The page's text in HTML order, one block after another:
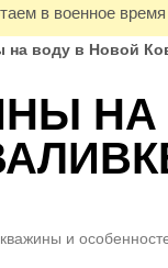
в военное время
на воду в Новой
и